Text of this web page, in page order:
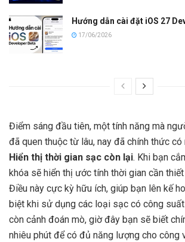
Hướng dẫn cài đặt iOS 27
17/06/2026
Điểm sáng đầu tiên, một tính năng mà
đã quen thuộc từ lâu, nay đã chính thức
Hiển thị thời gian sạc còn lại. Khi bạn
khóa sẽ hiển thị ước tính thời gian cần
Điều này cực kỳ hữu ích, giúp bạn lên kế
biệt khi sử dụng các loại sạc có công suất
còn cảnh đoán mò, giờ đây bạn sẽ biết
nhiêu phút để có đủ năng lượng cho công